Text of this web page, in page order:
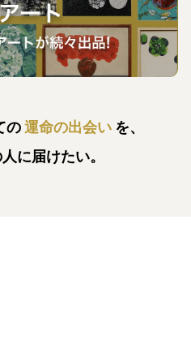
の運命の出会い を、
に届けたい。